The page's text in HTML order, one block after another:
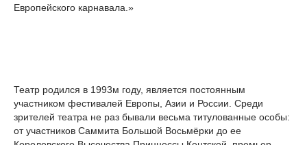
Европейского карнавала.»
Театр родился в 1993м году, является постоянным
участником фестивалей Европы, Азии и России. Среди
зрителей театра не раз бывали весьма титулованные особы:
от участников Саммита Большой Восьмёрки до ее